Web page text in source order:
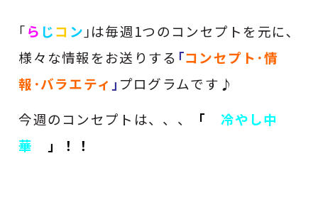
｢ら じコ ン ｣は毎週1つのコンセプトを元に､
様々な情報をお送りする ｢コンセプト･情
報･バラエティ ｣ プログラムです♪
今週のコンセプトは、、、
「 冷やし中
華
」！！